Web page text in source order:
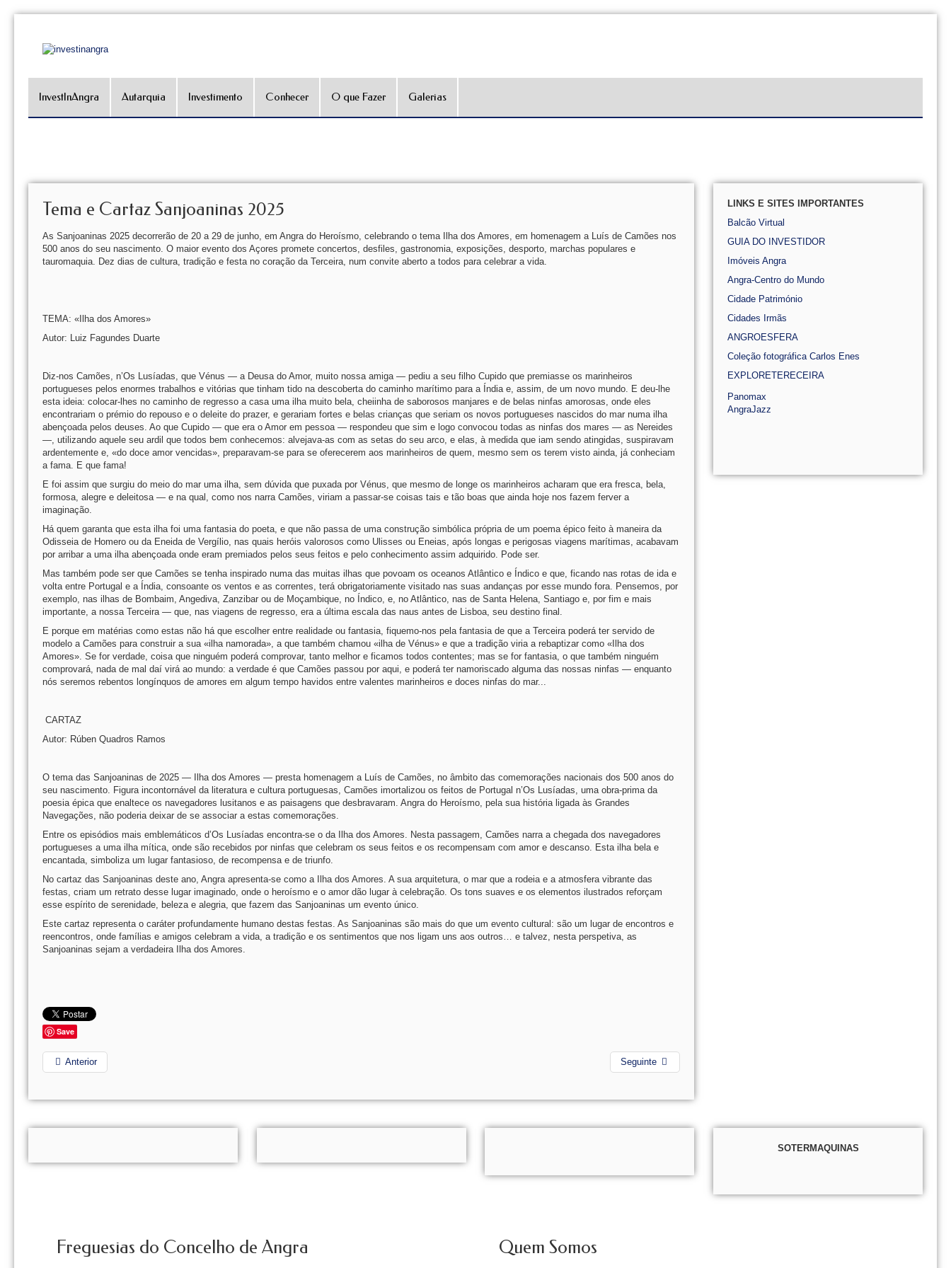
InvestInAngra Autarquia Investimento Conhecer O que Fazer Galerias
Tema e Cartaz Sanjoaninas 2025
As Sanjoaninas 2025 decorrerão de 20 a 29 de junho, em Angra do Heroísmo, celebrando o tema Ilha dos Amores, em homenagem a Luís de Camões nos
500 anos do seu nascimento. O maior evento dos Açores promete concertos, desfiles, gastronomia, exposições, desporto, marchas populares e
tauromaquia. Dez dias de cultura, tradição e festa no coração da Terceira, num convite aberto a todos para celebrar a vida.
TEMA: «Ilha dos Amores»
Autor: Luiz Fagundes Duarte
Diz-nos Camões, n’Os Lusíadas, que Vénus — a Deusa do Amor, muito nossa amiga — pediu a seu filho Cupido que premiasse os marinheiros
portugueses pelos enormes trabalhos e vitórias que tinham tido na descoberta do caminho marítimo para a Índia e, assim, de um novo mundo. E deu-lhe
esta ideia: colocar-lhes no caminho de regresso a casa uma ilha muito bela, cheiinha de saborosos manjares e de belas ninfas amorosas, onde eles
encontrariam o prémio do repouso e o deleite do prazer, e gerariam fortes e belas crianças que seriam os novos portugueses nascidos do mar numa ilha
abençoada pelos deuses. Ao que Cupido — que era o Amor em pessoa — respondeu que sim e logo convocou todas as ninfas dos mares — as Nereides
—, utilizando aquele seu ardil que todos bem conhecemos: alvejava-as com as setas do seu arco, e elas, à medida que iam sendo atingidas, suspiravam
ardentemente e, «do doce amor vencidas», preparavam-se para se oferecerem aos marinheiros de quem, mesmo sem os terem visto ainda, já conheciam
a fama. E que fama!
E foi assim que surgiu do meio do mar uma ilha, sem dúvida que puxada por Vénus, que mesmo de longe os marinheiros acharam que era fresca, bela,
formosa, alegre e deleitosa — e na qual, como nos narra Camões, viriam a passar-se coisas tais e tão boas que ainda hoje nos fazem ferver a
imaginação.
Há quem garanta que esta ilha foi uma fantasia do poeta, e que não passa de uma construção simbólica própria de um poema épico feito à maneira da
Odisseia de Homero ou da Eneida de Vergílio, nas quais heróis valorosos como Ulisses ou Eneias, após longas e perigosas viagens marítimas, acabavam
por arribar a uma ilha abençoada onde eram premiados pelos seus feitos e pelo conhecimento assim adquirido. Pode ser.
Mas também pode ser que Camões se tenha inspirado numa das muitas ilhas que povoam os oceanos Atlântico e Índico e que, ficando nas rotas de ida e
volta entre Portugal e a Índia, consoante os ventos e as correntes, terá obrigatoriamente visitado nas suas andanças por esse mundo fora. Pensemos, por
exemplo, nas ilhas de Bombaim, Angediva, Zanzibar ou de Moçambique, no Índico, e, no Atlântico, nas de Santa Helena, Santiago e, por fim e mais
importante, a nossa Terceira — que, nas viagens de regresso, era a última escala das naus antes de Lisboa, seu destino final.
E porque em matérias como estas não há que escolher entre realidade ou fantasia, fiquemo-nos pela fantasia de que a Terceira poderá ter servido de
modelo a Camões para construir a sua «ilha namorada», a que também chamou «ilha de Vénus» e que a tradição viria a rebaptizar como «Ilha dos
Amores». Se for verdade, coisa que ninguém poderá comprovar, tanto melhor e ficamos todos contentes; mas se for fantasia, o que também ninguém
comprovará, nada de mal daí virá ao mundo: a verdade é que Camões passou por aqui, e poderá ter namoriscado alguma das nossas ninfas — enquanto
nós seremos rebentos longínquos de amores em algum tempo havidos entre valentes marinheiros e doces ninfas do mar...
CARTAZ
Autor: Rúben Quadros Ramos
O tema das Sanjoaninas de 2025 — Ilha dos Amores — presta homenagem a Luís de Camões, no âmbito das comemorações nacionais dos 500 anos do
seu nascimento. Figura incontornável da literatura e cultura portuguesas, Camões imortalizou os feitos de Portugal n’Os Lusíadas, uma obra-prima da
poesia épica que enaltece os navegadores lusitanos e as paisagens que desbravaram. Angra do Heroísmo, pela sua história ligada às Grandes
Navegações, não poderia deixar de se associar a estas comemorações.
Entre os episódios mais emblemáticos d’Os Lusíadas encontra-se o da Ilha dos Amores. Nesta passagem, Camões narra a chegada dos navegadores
portugueses a uma ilha mítica, onde são recebidos por ninfas que celebram os seus feitos e os recompensam com amor e descanso. Esta ilha bela e
encantada, simboliza um lugar fantasioso, de recompensa e de triunfo.
No cartaz das Sanjoaninas deste ano, Angra apresenta-se como a Ilha dos Amores. A sua arquitetura, o mar que a rodeia e a atmosfera vibrante das
festas, criam um retrato desse lugar imaginado, onde o heroísmo e o amor dão lugar à celebração. Os tons suaves e os elementos ilustrados reforçam
esse espírito de serenidade, beleza e alegria, que fazem das Sanjoaninas um evento único.
Este cartaz representa o caráter profundamente humano destas festas. As Sanjoaninas são mais do que um evento cultural: são um lugar de encontros e
reencontros, onde famílias e amigos celebram a vida, a tradição e os sentimentos que nos ligam uns aos outros… e talvez, nesta perspetiva, as
Sanjoaninas sejam a verdadeira Ilha dos Amores.
Save
Anterior Seguinte
LINKS E SITES IMPORTANTES
Balcão Virtual
GUIA DO INVESTIDOR
Imóveis Angra
Angra-Centro do Mundo
Cidade Património
Cidades Irmãs
ANGROESFERA
Coleção fotográfica Carlos Enes
EXPLORETERECEIRA
Panomax
AngraJazz
SOTERMAQUINAS
Freguesias do Concelho de Angra Quem Somos